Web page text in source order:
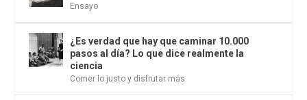
Ensayo
¿Es verdad que hay que caminar 10.000
pasos al día? Lo que dice realmente la
ciencia
Comer lo justo y disfrutar más